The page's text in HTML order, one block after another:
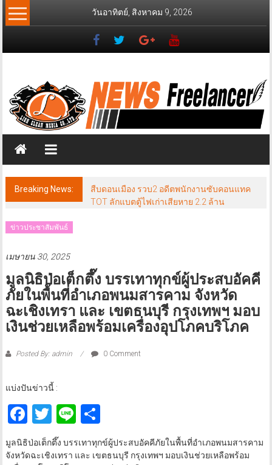
Skip
to
วันอาทิตย์, สิงหาคม 9, 2026
News
Freelancer
วส์
ฟรี
แลน
เซอร์
Breaking News:
สืบดอนเมือง รวบ2 อดีตพนักงานซับคอนแทค
TOT ลักแบตตู้ไฟเก่าเสียหาย 2.2 ล้าน
ข่าวประชาสัมพันธ์
เมษายน 30, 2025
มูลนิธิป่อเต็กตึ๊ง บรรเทาทุกข์ผู้ประสบอัคคี
ภัยในพื้นที่อำเภอพนมสารคาม จังหวัด
ฉะเชิงเทรา และ เขตธนบุรี กรุงเทพฯ มอบ
เงินช่วยเหลือพร้อมเครื่องอุปโภคบริโภค
Posted By: admin 0 Comment
แบ่งปันข่าวนี้ :
Facebook
Twitter
LineShare
มูลนิธิป่อเต็กตึ๊ง บรรเทาทุกข์ผู้ประสบอัคคีภัยในพื้นที่อำเภอพนมสารคาม
จังหวัดฉะเชิงเทรา และ เขตธนบุรี กรุงเทพฯ มอบเงินช่วยเหลือพร้อม